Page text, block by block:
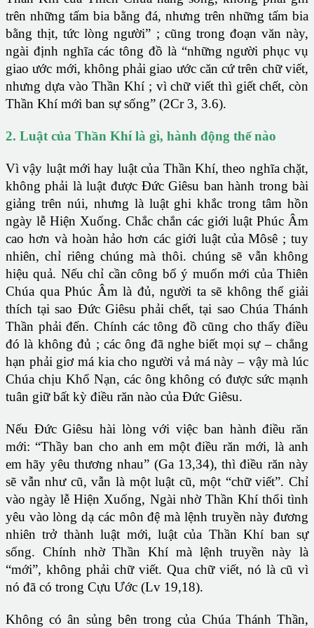
trên những tấm bia bằng đá, nhưng trên những tấm bia
bằng thịt, tức lòng người” ; cũng trong đoạn văn này,
ngài định nghĩa các tông đồ là “những người phục vụ
giao ước mới, không phải giao ước căn cứ trên chữ viết,
nhưng dựa vào Thần Khí ; vì chữ viết thì giết chết, còn
Thần Khí mới ban sự sống” (2Cr 3, 3.6).
2. Luật của Thần Khí là gì, hành động thế nào
Vì vậy luật mới hay luật của Thần Khí, theo nghĩa chặt,
không phải là luật được Đức Giêsu ban hành trong bài
giảng trên núi, nhưng là luật ghi khắc trong tâm hồn
ngày lễ Hiện Xuống. Chắc chắn các giới luật Phúc Âm
cao hơn và hoàn hảo hơn các giới luật của Môsê ; tuy
nhiên, chỉ riêng chúng mà thôi. chúng sẽ vẫn không
hiệu quả. Nếu chỉ cần công bố ý muốn mới của Thiên
Chúa qua Phúc Âm là đủ, người ta sẽ không thể giải
thích tại sao Đức Giêsu phải chết, tại sao Chúa Thánh
Thần phải đến. Chính các tông đồ cũng cho thấy điều
đó là không đủ ; các ông đã nghe biết mọi sự – chẳng
hạn phải giơ má kia cho người vả má này – vậy mà lúc
Chúa chịu Khổ Nạn, các ông không có được sức mạnh
tuân giữ bất kỳ điều răn nào của Đức Giêsu.
Nếu Đức Giêsu hài lòng với việc ban hành điều răn
mới: “Thầy ban cho anh em một điều răn mới, là anh
em hãy yêu thương nhau” (Ga 13,34), thì điều răn này
sẽ vẫn như cũ, vẫn là một luật cũ, một “chữ viết”. Chỉ
vào ngày lễ Hiện Xuống, Ngài nhờ Thần Khí thổi tình
yêu vào lòng dạ các môn đệ mà lệnh truyền này đương
nhiên trở thành luật mới, luật của Thần Khí ban sự
sống. Chính nhờ Thần Khí mà lệnh truyền này là
“mới”, không phải chữ viết. Qua chữ viết, nó là cũ vì
nó đã có trong Cựu Ước (Lv 19,18).
Không có ân sủng bên trong của Chúa Thánh Thần,